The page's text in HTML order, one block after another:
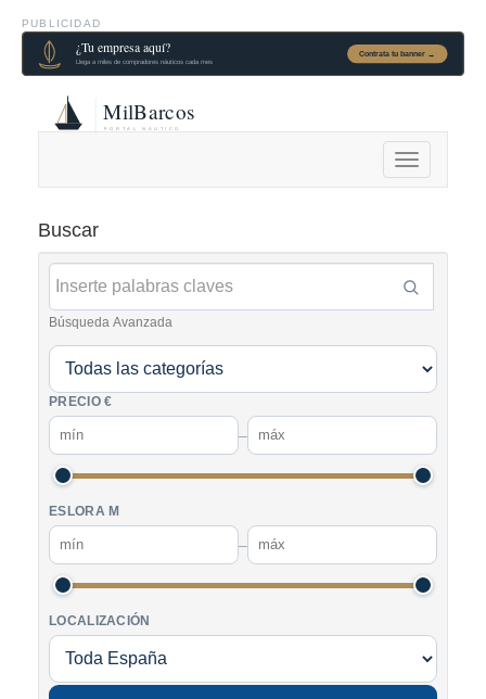
PUBLICIDAD
Alternar
navegación
Buscar
Búsqueda Avanzada
PRECIO €
–
ESLORA M
–
LOCALIZACIÓN